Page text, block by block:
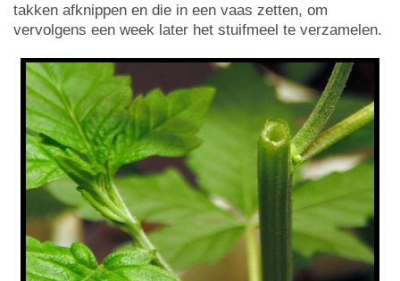
takken afknippen en die in een vaas zetten, om
vervolgens een week later het stuifmeel te verzamelen.